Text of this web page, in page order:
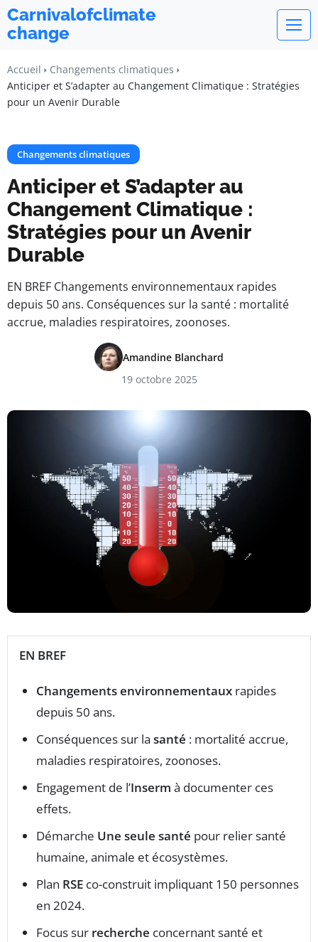
Carnivalofclimate
change
Accueil
Changements climatiques
Anticiper et S’adapter au Changement Climatique : Stratégies
pour un Avenir Durable
Changements climatiques
Anticiper et S’adapter au
Changement Climatique :
Stratégies pour un Avenir
Durable
EN BREF Changements environnementaux rapides
depuis 50 ans. Conséquences sur la santé : mortalité
accrue, maladies respiratoires, zoonoses.
Amandine Blanchard
19 octobre 2025
EN BREF
Changements environnementaux rapides
depuis 50 ans.
Conséquences sur la santé : mortalité accrue,
maladies respiratoires, zoonoses.
Engagement de l’Inserm à documenter ces
effets.
Démarche Une seule santé pour relier santé
humaine, animale et écosystèmes.
Plan RSE co-construit impliquant 150 personnes
en 2024.
Focus sur recherche concernant santé et